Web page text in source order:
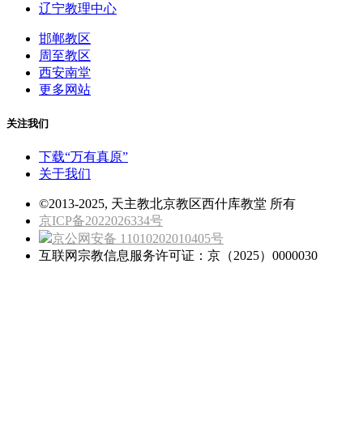
辽宁教理中心
邯郸教区
周至教区
西安南堂
更多网站
关注我们
下载“万有真原”
关于我们
©2013-2025, 天主教北京教区西什库教堂 所有
京ICP备2022026334号
京公网安备 11010202010405号
互联网宗教信息服务许可证：京（2025）0000030